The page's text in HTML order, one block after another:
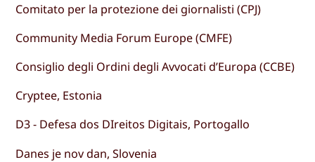
Comitato per la protezione dei giornalisti (CPJ)
Community Media Forum Europe (CMFE)
Consiglio degli Ordini degli Avvocati d’Europa (CCBE)
Cryptee, Estonia
D3 - Defesa dos DIreitos Digitais, Portogallo
Danes je nov dan, Slovenia